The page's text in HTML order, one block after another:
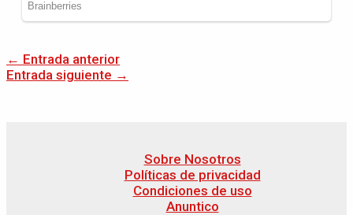
← Entrada anterior
Entrada siguiente →
Sobre Nosotros
Políticas de privacidad
Condiciones de uso
Anuntico